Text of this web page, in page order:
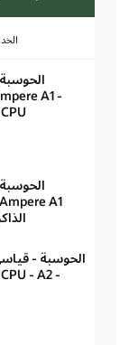
الخدمة
الحوسبة -
Ampere A1 -
OCPU
الحوسبة -
Ampere A1 -
الذاكرة
الحوسبة - قياسي